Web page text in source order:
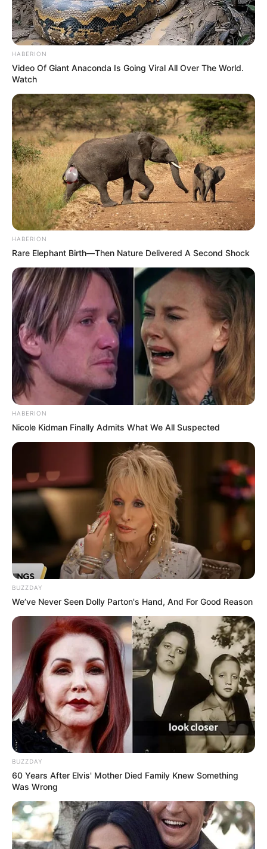
HABERION
Video Of Giant Anaconda Is Going Viral All Over The World.
Watch
HABERION
Rare Elephant Birth—Then Nature Delivered A Second Shock
HABERION
Nicole Kidman Finally Admits What We All Suspected
BUZZDAY
We’ve Never Seen Dolly Parton's Hand, And For Good Reason
BUZZDAY
60 Years After Elvis' Mother Died Family Knew Something
Was Wrong